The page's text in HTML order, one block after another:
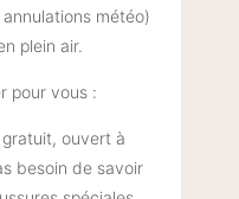
météo)
plein air.
pour vous :
gratuit, ouvert à
besoin de savoir